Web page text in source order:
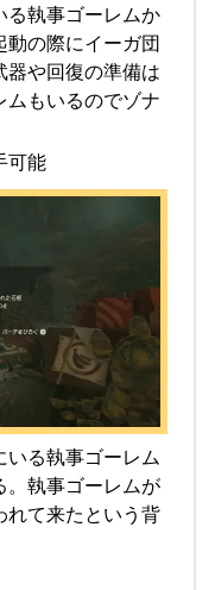
る執事ゴーレムか
動の際にイーガ団
器や回復の準備は
ムもいるのでゾナ
可能
る執事ゴーレム
。執事ゴーレムが
れて来たという背